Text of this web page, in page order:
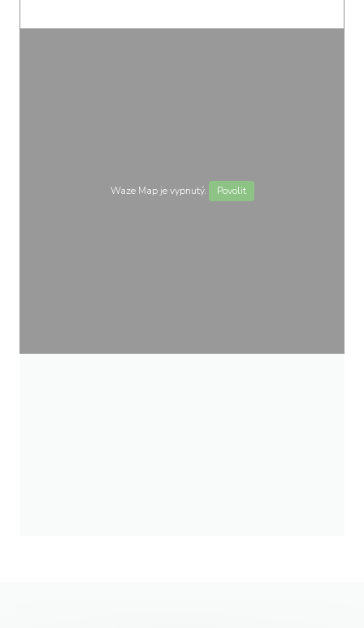
Waze Map je vypnutý. Povolit